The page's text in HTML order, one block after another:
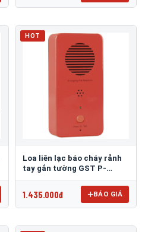
HOT
Loa liên lạc báo cháy rảnh
tay gắn tường GST P-
1.435.000đ BÁO GIÁ